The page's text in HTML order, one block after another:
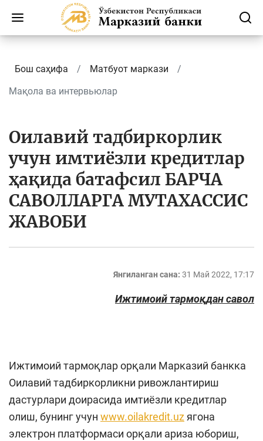
Бош саҳифа
Матбуот маркази
Мақола ва интервьюлар
Оилавий тадбиркорлик
учун имтиёзли кредитлар
ҳақида батафсил БАРЧА
САВОЛЛАРГА МУТАХАССИС
ЖАВОБИ
Янгиланган сана: 31 Май 2022, 17:17
Ижтимоий тармоқдан савол
Ижтимоий тармоқлар орқали Марказий банкка
Оилавий тадбиркорликни ривожлантириш
дастурлари доирасида имтиёзли кредитлар
олиш, бунинг учун www.oilakredit.uzягона
электрон платформаси орқали ариза юбориш,